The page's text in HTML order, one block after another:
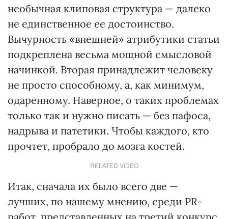
необычная клиповая структура — далеко
не единственное ее достоинство.
Вычурность «внешней» атрибутики статьи
подкреплена весьма мощной смысловой
начинкой. Вторая принадлежит человеку
не просто способному, а, как минимум,
одаренному. Наверное, о таких проблемах
только так и нужно писать — без пафоса,
надрыва и патетики. Чтобы каждого, кто
прочтет, пробрало до мозга костей.
RELATED VIDEO
Итак, сначала их было всего две —
лучших, по нашему мнению, среди РR-